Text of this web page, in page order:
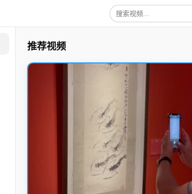
推荐视频